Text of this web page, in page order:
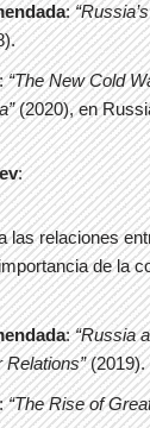
:
:“The New Cold
(2020), en
:
las relaciones
de la
:“Russia
(2019).
:“The Rise of